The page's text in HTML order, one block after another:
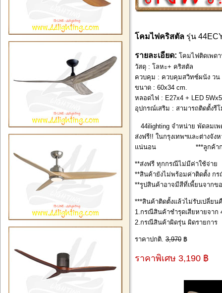
โคมไฟคริสตัล รุ่น
รายละเอียด: โคมไฟติดเพด
วัสดุ : โลหะ+ คริสตัล
ควบคุม : ควบคุมสวิทซ์ผนัง วน
ขนาด : 60x34 cm.
หลอดไฟ : E27x4 + LED
อุปกรณ์เสริม : สามารถติดตั้งรี
44ilighting จำหน่าย พัดลมเ
ส่งฟรี!! ในกรุงเทพฯและต่างจั
แน่นอน ***ลูกค้ากรุงเท
**ส่งฟรี ทุกกรณีไม่มีค่าใช้จ่าย
**สินค้ายังไม่พร้อมค่าติดตั้ง ก
**รูปสินค้าอาจมีสีที่เพี้ยนจากขอ
***สินค้าติดตั้งแล้วไม่รับเปลี่ย
1.กรณีสินค้าชำรุดเสียหายจาก
2.กรณีสินค้าผิดรุ่น ผิดรายการ
ราคาปกติ. 3,970 ฿
ราคาพิเศษ 3,190 ฿